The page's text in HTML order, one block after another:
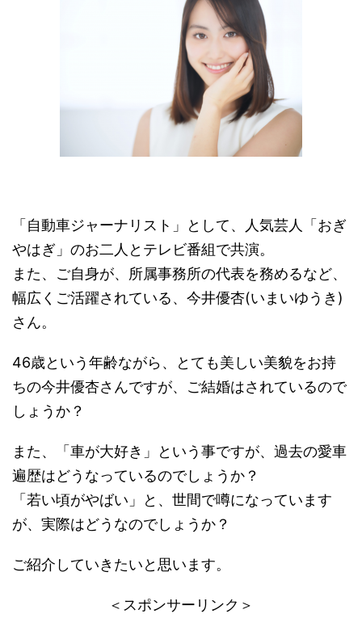
「自動車ジャーナリスト」として、人気芸人「おぎ
やはぎ」のお二人とテレビ番組で共演。
また、ご自身が、所属事務所の代表を務めるなど、
幅広くご活躍されている、今井優杏(いまいゆうき)
さん。
46歳という年齢ながら、とても美しい美貌をお持
ちの今井優杏さんですが、ご結婚はされているので
しょうか？
また、「車が大好き」という事ですが、過去の愛車
遍歴はどうなっているのでしょうか？
「若い頃がやばい」と、世間で噂になっています
が、実際はどうなのでしょうか？
ご紹介していきたいと思います。
＜スポンサーリンク＞